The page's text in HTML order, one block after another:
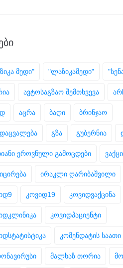
მედი" "ლაზიკამედი"
ავტოსაგზაო შემთხვევა
აცრა ბაღი ბრინჯაო
გზა გუბერნია
ეროვნული გამოცდები
ირაკლი ღარიბაშვილი
კოვიდ19 კოვიდვაქცინა
კოვიდპაციენტი
კომენდატის საათი
მალხაზ თორია